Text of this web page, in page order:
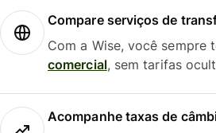
Compare serviços de
Com a Wise, você sempre
comercial, sem tarifas
Acompanhe taxas de